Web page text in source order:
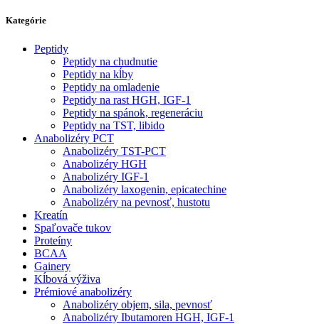
Kategórie
Peptidy
Peptidy na chudnutie
Peptidy na kĺby
Peptidy na omladenie
Peptidy na rast HGH, IGF-1
Peptidy na spánok, regeneráciu
Peptidy na TST, libido
Anabolizéry PCT
Anabolizéry TST-PCT
Anabolizéry HGH
Anabolizéry IGF-1
Anabolizéry laxogenin, epicatechine
Anabolizéry na pevnosť, hustotu
Kreatín
Spaľovače tukov
Proteíny
BCAA
Gainery
Kĺbová výživa
Prémiové anabolizéry
Anabolizéry objem, sila, pevnosť
Anabolizéry Ibutamoren HGH, IGF-1